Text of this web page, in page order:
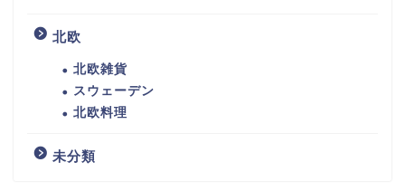
北欧
北欧雑貨
スウェーデン
北欧料理
未分類